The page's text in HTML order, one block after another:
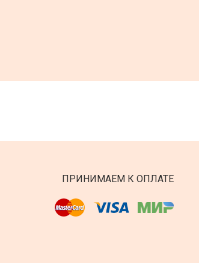
ПРИНИМАЕМ К ОПЛАТЕ